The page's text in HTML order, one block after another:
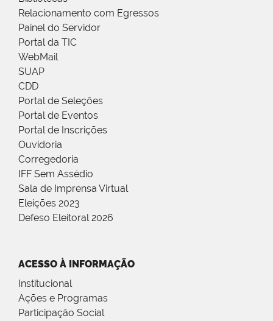
Relacionamento com Egressos
Painel do Servidor
Portal da TIC
WebMail
SUAP
CDD
Portal de Seleções
Portal de Eventos
Portal de Inscrições
Ouvidoria
Corregedoria
IFF Sem Assédio
Sala de Imprensa Virtual
Eleições 2023
Defeso Eleitoral 2026
ACESSO À INFORMAÇÃO
Institucional
Ações e Programas
Participação Social